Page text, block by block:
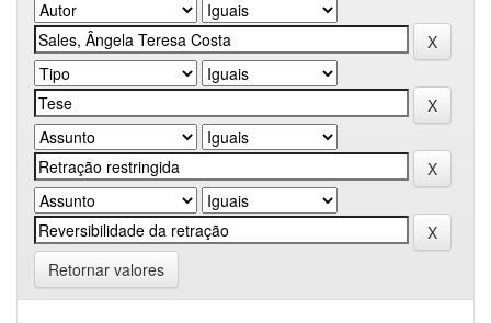
Retornar valores